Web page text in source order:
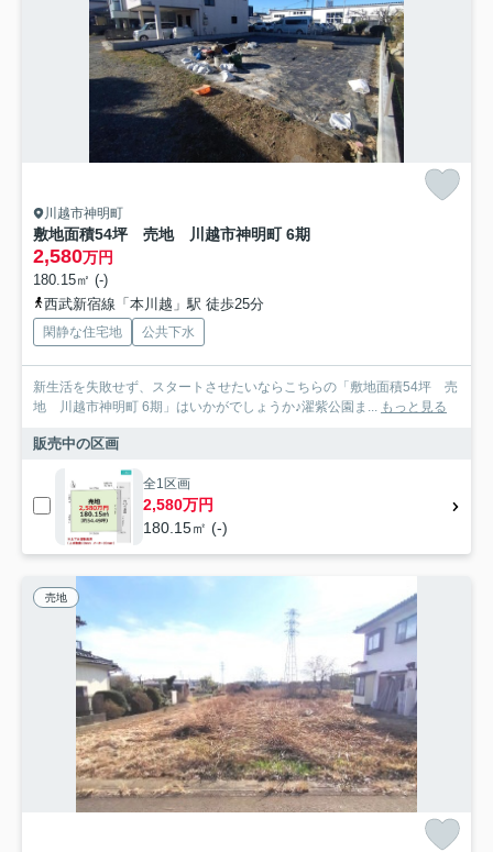
川越市神明町
敷地面積54坪 売地 川越市神明町 6期
2,580万円
180.15㎡ (-)
西武新宿線「本川越」駅 徒歩25分
閑静な住宅地 公共下水
新生活を失敗せず、スタートさせたいならこちらの「敷地面積54坪 売
地 川越市神明町 6期」はいかがでしょうか♪濯紫公園ま...
もっと見る
販売中の区画
全1区画
2,580万円
180.15㎡ (-)
売地